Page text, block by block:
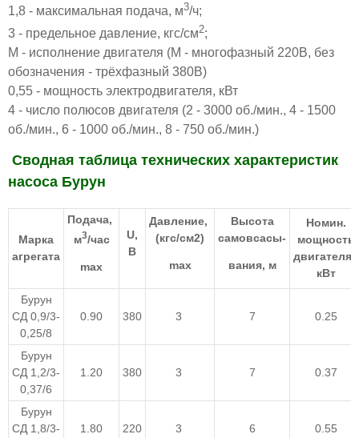
1,8 - максимальная подача, м3/ч;
3 - предельное давление, кгс/см2;
М - исполнение двигателя (М - многофазный 220В, без
обозначения - трёхфазный 380В)
0,55 - мощность электродвигателя, кВт
4 - число полюсов двигателя (2 - 3000 об./мин., 4 - 1500
об./мин., 6 - 1000 об./мин., 8 - 750 об./мин.)
Сводная таблица технических характеристик
насоса Бурун
Марка
агрегата
Подача,
м3/час
max
U,
В
Давление,
(кгс/см2)
max
Высота
самовсасы-
вания, м
Номин.
мощность
двигателя,
кВт
Бурун
СД 0,9/3-
0,25/8
0.90 380 3 7 0.25
Бурун
СД 1,2/3-
0,37/6
1.20 380 3 7 0.37
Бурун
СД 1,8/3-
1.80 220 3 6 0.55